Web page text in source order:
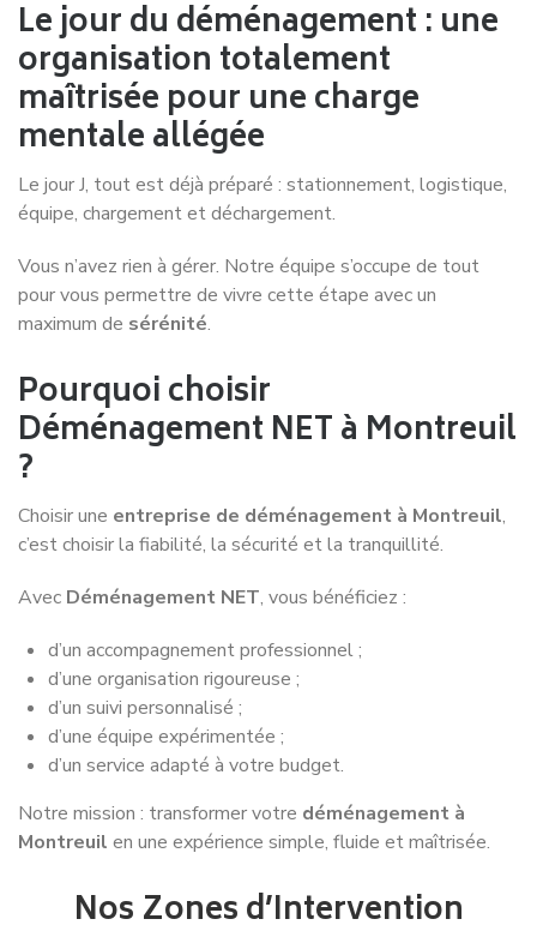
Le jour du déménagement : une
organisation totalement
maîtrisée pour une charge
mentale allégée
Le jour J, tout est déjà préparé : stationnement, logistique,
équipe, chargement et déchargement.
Vous n’avez rien à gérer. Notre équipe s’occupe de tout
pour vous permettre de vivre cette étape avec un
maximum de sérénité.
Pourquoi choisir
Déménagement NET à Montreuil
?
Choisir une entreprise de déménagement à Montreuil,
c’est choisir la fiabilité, la sécurité et la tranquillité.
Avec Déménagement NET, vous bénéficiez :
d’un accompagnement professionnel ;
d’une organisation rigoureuse ;
d’un suivi personnalisé ;
d’une équipe expérimentée ;
d’un service adapté à votre budget.
Notre mission : transformer votre déménagement à
Montreuil en une expérience simple, fluide et maîtrisée.
Nos Zones d’Intervention